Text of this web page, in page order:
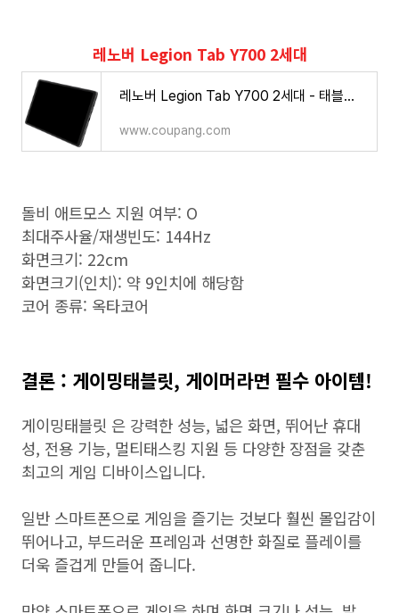
레노버 Legion Tab Y700 2세대
레노버 Legion Tab Y700 2세대 - 태블릿PC | 쿠팡
www.coupang.com
돌비 애트모스 지원 여부: O
최대주사율/재생빈도: 144Hz
화면크기: 22cm
화면크기(인치): 약 9인치에 해당함
코어 종류: 옥타코어
결론 : 게이밍태블릿, 게이머라면 필수 아이템!
게이밍태블릿 은 강력한 성능, 넓은 화면, 뛰어난 휴대
성, 전용 기능, 멀티태스킹 지원 등 다양한 장점을 갖춘
최고의 게임 디바이스입니다.
일반 스마트폰으로 게임을 즐기는 것보다 훨씬 몰입감이
뛰어나고, 부드러운 프레임과 선명한 화질로 플레이를
더욱 즐겁게 만들어 줍니다.